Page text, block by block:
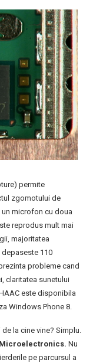
permite
zgomotului de
microfon cu doua
reprodus mult mai
majoritatea
110
probleme cand
claritatea sunetului
este disponibila
Windows Phone 8.
la cine vine? Simplu.
Nu
pe parcursul a